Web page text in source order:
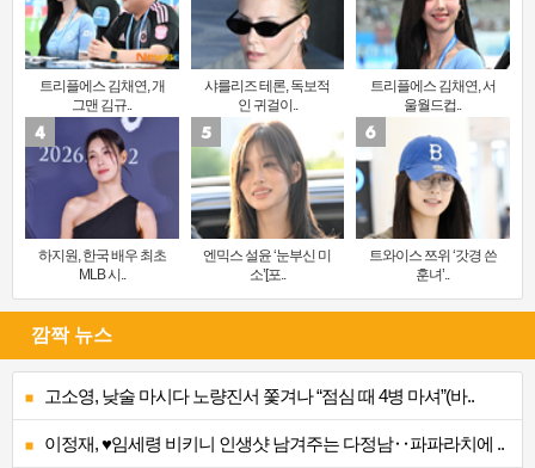
트리플에스 김채연, 개
그맨 김규..
샤를리즈 테론, 독보적
인 귀걸이..
트리플에스 김채연, 서
울월드컵..
하지원, 한국 배우 최초
MLB 시..
엔믹스 설윤 ‘눈부신 미
소’[포..
트와이스 쯔위 ‘갓경 쓴
훈녀’..
깜짝 뉴스
고소영, 낮술 마시다 노량진서 쫓겨나 “점심 때 4병 마셔”(바..
이정재, ♥임세령 비키니 인생샷 남겨주는 다정남‥파파라치에 ..